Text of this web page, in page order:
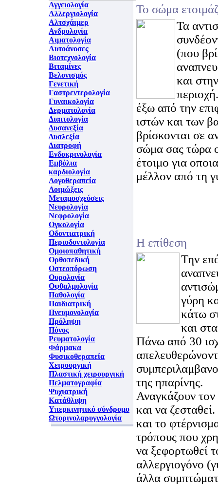
Αγγειολογία
Αλλεργιολογία
Αλτσχάιμερ
Ανδρολογία
Αιματολογία
Αυτοάνοσες
Βιοτεχνολογία
Βιταμίνες
Βελονισμός
Γενετική
Γαστρεντερολογία
Γυναικολογία
Δερματολογία
Διαιτολογία
Δυσανεξία
Δυσλεξία
Διατροφή
Ενδοκρινολογία
Εμβόλια
καρδιολογία
Λογοθεραπεία
Λοιμώξεις
Μεταμοσχεύσεις
Νευρολογία
Νεφρολογία
Ογκολογία
Οδοντιατρική
Περιοδοντολογία
Ομοιοπαθητική
Ορθοπεδική
Οστεοπόρωση
Ουρολογία
Οφθαλμολογία
Παθολογία
Παιδιατρική
Πνευμονολογία
Πρόληψη
Πόνος
Ρευματολογία
Φάρμακα
Φυσικοθεραπεία
Χειρουργική
Πλαστική χειρουργική
Πελματογραφία
Ψυχιατρική
Κατάθλιψη
Υπερκινητικό σύνδρομο
Ωτορινολαρυγγολογία
Το σώμα
Τα
(που
και
έξω από την
ιστών και των
βρίσκονται σε
σώμα σας τώρα
έτοιμο για
μέλλον από τη
Η επίθεση
Την
γύρη
κάτω
και
Πάνω από 30
της ηπαρίνης.
Αναγκάζουν τον
και να
και το
τρόπους που
να ξεφορτωθεί
αλλεργιογόνο
άλλα